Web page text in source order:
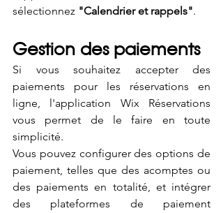
sélectionnez "Calendrier et rappels".
Gestion des paiements
Si vous souhaitez accepter des
paiements pour les réservations en
ligne, l'application Wix Réservations
vous permet de le faire en toute
simplicité.
Vous pouvez configurer des options de
paiement, telles que des acomptes ou
des paiements en totalité, et intégrer
des plateformes de paiement